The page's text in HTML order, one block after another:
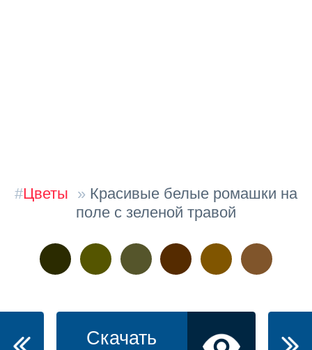
#Цветы » Красивые белые ромашки на
поле с зеленой травой
Скачать